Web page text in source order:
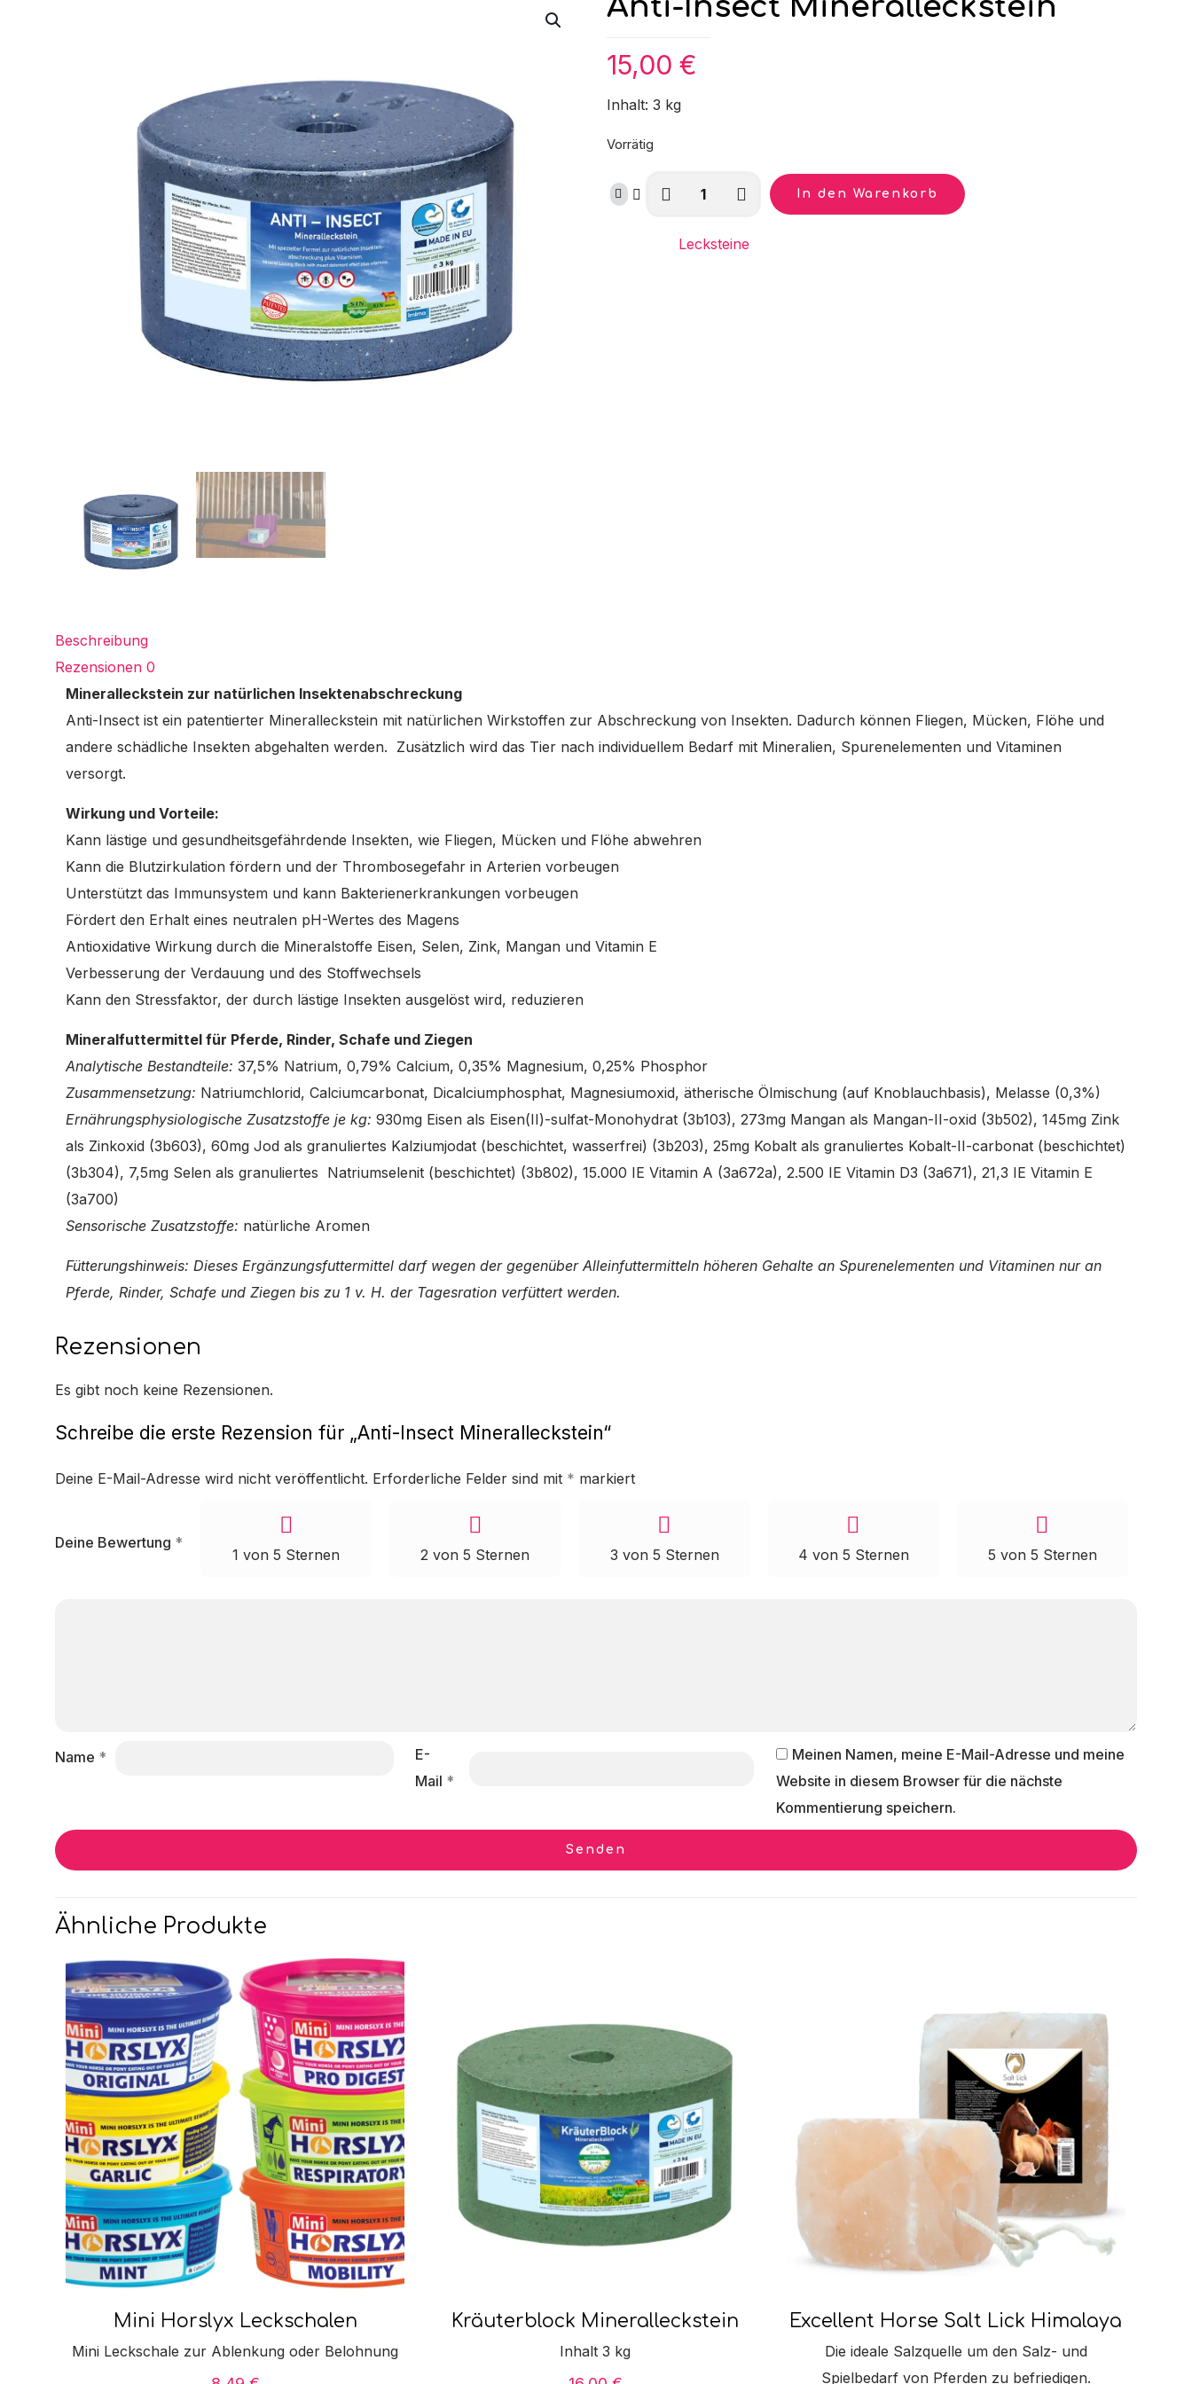
15,00 €
Inhalt: 3 kg
Vorrätig
Anti-
Mineralleckstein
In den Warenkorb
Lecksteine
Beschreibung
Rezensionen 0
Mineralleckstein zur natürlichen Insektenabschreckung
Anti-Insect ist ein patentierter Mineralleckstein mit natürlichen Wirkstoffen zur Abschreckung von Insekten. Dadurch können Fliegen, Mücken, Flöhe und
andere schädliche Insekten abgehalten werden. Zusätzlich wird das Tier nach individuellem Bedarf mit Mineralien, Spurenelementen und Vitaminen
versorgt.
Wirkung und Vorteile:
Kann lästige und gesundheitsgefährdende Insekten, wie Fliegen, Mücken und Flöhe abwehren
Kann die Blutzirkulation fördern und der Thrombosegefahr in Arterien vorbeugen
Unterstützt das Immunsystem und kann Bakterienerkrankungen vorbeugen
Fördert den Erhalt eines neutralen pH-Wertes des Magens
Antioxidative Wirkung durch die Mineralstoffe Eisen, Selen, Zink, Mangan und Vitamin E
Verbesserung der Verdauung und des Stoffwechsels
Kann den Stressfaktor, der durch lästige Insekten ausgelöst wird, reduzieren
Mineralfuttermittel für Pferde, Rinder, Schafe und Ziegen
Analytische Bestandteile:37,5% Natrium, 0,79% Calcium, 0,35% Magnesium, 0,25% Phosphor
Zusammensetzung: Natriumchlorid, Calciumcarbonat, Dicalciumphosphat, Magnesiumoxid, ätherische Ölmischung (auf Knoblauchbasis), Melasse (0,3%)
Ernährungsphysiologische Zusatzstoffe je kg:930mg Eisen als Eisen(II)-sulfat-Monohydrat (3b103), 273mg Mangan als Mangan-II-oxid (3b502), 145mg Zink
als Zinkoxid (3b603), 60mg Jod als granuliertes Kalziumjodat (beschichtet, wasserfrei) (3b203), 25mg Kobalt als granuliertes Kobalt-II-carbonat (beschichtet)
(3b304), 7,5mg Selen als granuliertes Natriumselenit (beschichtet) (3b802), 15.000 IE Vitamin A (3a672a), 2.500 IE Vitamin D3 (3a671), 21,3 IE Vitamin E
(3a700)
Sensorische Zusatzstoffe: natürliche Aromen
Fütterungshinweis: Dieses Ergänzungsfuttermittel darf wegen der gegenüber Alleinfuttermitteln höheren Gehalte an Spurenelementen und Vitaminen nur an
Pferde, Rinder, Schafe und Ziegen bis zu 1 v. H. der Tagesration verfüttert werden.
Rezensionen
Es gibt noch keine Rezensionen.
Schreibe die erste Rezension für „Anti-Insect Mineralleckstein“
Deine E-Mail-Adresse wird nicht veröffentlicht. Erforderliche Felder sind mit * markiert
Deine Bewertung *
1 von 5 Sternen 2 von 5 Sternen 3 von 5 Sternen 4 von 5 Sternen 5 von 5 Sternen
Name *
E-
Mail *
Meinen Namen, meine E-Mail-Adresse und meine
Website in diesem Browser für die nächste
Kommentierung speichern.
Ähnliche Produkte
Mini Horslyx Leckschalen
Mini Leckschale zur Ablenkung oder Belohnung
Kräuterblock Mineralleckstein
Inhalt 3 kg
Excellent Horse Salt Lick Himalaya
Die ideale Salzquelle um den Salz- und
Spielbedarf von Pferden zu befriedigen.